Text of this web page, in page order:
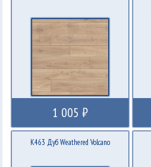
1 005 ₽
K463 Дуб Weathered Volcano